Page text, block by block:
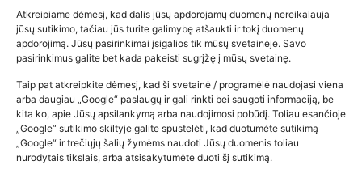
Atkreipiame dėmesį, kad dalis jūsų apdorojamų duomenų nereikalauja
jūsų sutikimo, tačiau jūs turite galimybę atšaukti ir tokį duomenų
apdorojimą. Jūsų pasirinkimai įsigalios tik mūsų svetainėje. Savo
pasirinkimus galite bet kada pakeisti sugrįžę į mūsų svetainę.
Taip pat atkreipkite dėmesį, kad ši svetainė / programėlė naudojasi viena
arba daugiau „Google“ paslaugų ir gali rinkti bei saugoti informaciją, be
kita ko, apie Jūsų apsilankymą arba naudojimosi pobūdį. Toliau esančioje
„Google“ sutikimo skiltyje galite spustelėti, kad duotumėte sutikimą
„Google“ ir trečiųjų šalių žymėms naudoti Jūsų duomenis toliau
nurodytais tikslais, arba atsisakytumėte duoti šį sutikimą.
Populiariausios parduotuvės
kūdikių tyrelės –…
2026-02-22